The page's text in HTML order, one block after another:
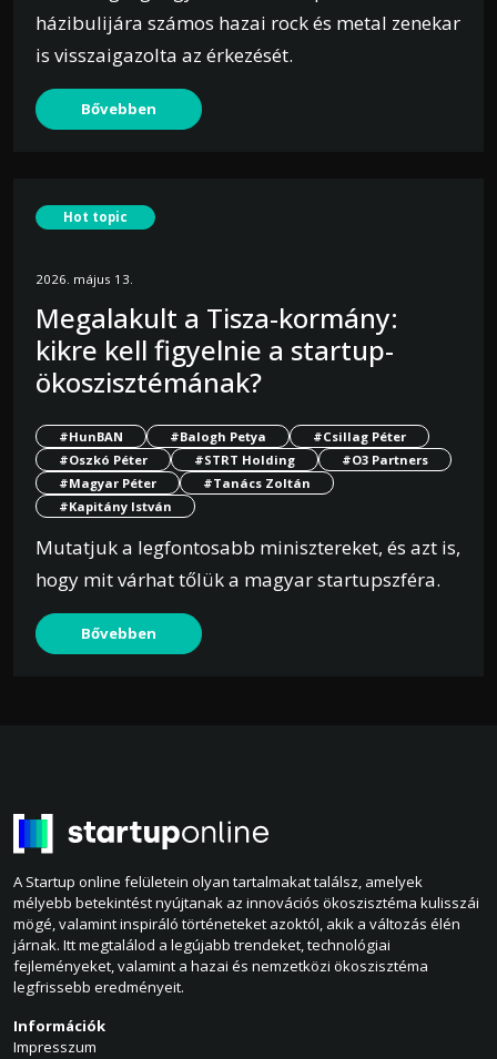
házibulijára számos hazai rock és metal zenekar
is visszaigazolta az érkezését.
Bővebben
Hot topic
2026. május 13.
Megalakult a Tisza-kormány:
kikre kell figyelnie a startup-
ökoszisztémának?
#HunBAN #Balogh Petya
#Csillag Péter
#Oszkó Péter
#STRT Holding
#O3 Partners
#Magyar Péter
#Tanács Zoltán
#Kapitány István
Mutatjuk a legfontosabb minisztereket, és azt is,
hogy mit várhat tőlük a magyar startupszféra.
Bővebben
A Startup online felületein olyan tartalmakat találsz, amelyek
mélyebb betekintést nyújtanak az innovációs ökoszisztéma kulisszái
mögé, valamint inspiráló történeteket azoktól, akik a változás élén
járnak. Itt megtalálod a legújabb trendeket, technológiai
fejleményeket, valamint a hazai és nemzetközi ökoszisztéma
legfrissebb eredményeit.
Információk
Impresszum